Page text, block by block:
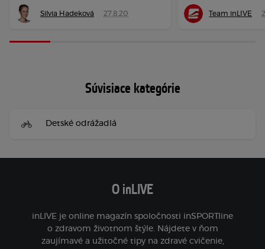
Silvia Hadeková 27.8.20 Team inLIVE
Súvisiace kategórie
Detské odrážadlá
O inLIVE
inLIVE je online magazín spoločnosti inSPORTline
o zdravom životnom štýle. Nájdete v ňom
zaujímavé a užitočné tipy na zdravé cvičenie,